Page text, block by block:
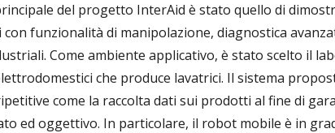
del progetto InterAid è stato quello di
funzionalità di manipolazione, diagnostica
Come ambiente applicativo, è stato scelto il
che produce lavatrici. Il sistema
come la raccolta dati sui prodotti al fine di
ed oggettivo. In particolare, il robot mobile è in